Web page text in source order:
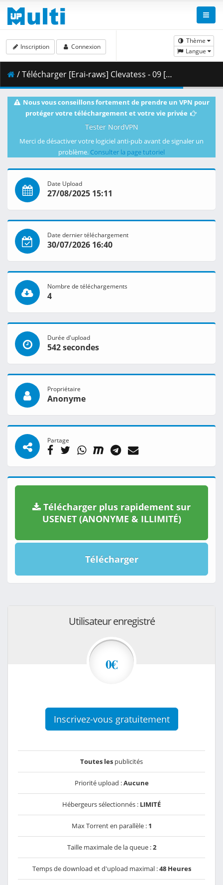
Thème
Langue
Inscription Connexion
/ Télécharger [Erai-raws] Clevatess - 09 [1080p CR WEB-DL AVC AAC][MultiSub][F5626940].mkv.002 ( 463.16 MB )
Nous vous conseillons fortement de prendre un VPN pour
protéger votre téléchargement et votre vie privée
Tester NordVPN
Merci de désactiver votre logiciel anti-pub avant de signaler un
problème. Consulter la page tutoriel
Date Upload
27/08/2025 15:11
Date dernier téléchargement
30/07/2026 16:40
Nombre de téléchargements
4
Durée d'upload
542 secondes
Propriétaire
Anonyme
Partage
Télécharger plus rapidement sur
USENET (ANONYME & ILLIMITÉ)
Télécharger
Utilisateur enregistré
0€
Inscrivez-vous gratuitement
Toutes les publicités
Priorité upload :Aucune
Hébergeurs sélectionnés : LIMITÉ
Max Torrent en parallèle : 1
Taille maximale de la queue :2
Temps de download et d'upload maximal :48 Heures